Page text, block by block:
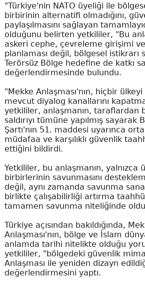
"Türkiye'nin NATO üyeliği ile
birbirinin alternatifi olmadığını,
paylaşılmasını sağlayan
olduğunu belirten yetkililer, "Bu
askeri cephe, çevreleme girişimi
planlaması değil, bölgesel istikrarı
Terörsüz Bölge hedefine de katkı
değerlendirmesinde bulundu.
"Mekke Anlaşması'nın, hiçbir
mevcut diyalog kanallarını
yetkililer, anlaşmanın, taraflardan
saldırıyı tümüne yapılmış sayarak
Şartı'nın 51. maddesi uyarınca
müdafaa ve karşılıklı güvenlik
ettiğini bildirdi.
Yetkililer, bu anlaşmanın, yalnızca
birbirlerinin savunmasını
değil, aynı zamanda savunma
birlikte çalışabilirliği artırma
tamamen savunma niteliğinde
Türkiye açısından bakıldığında,
Anlaşması'nın, bölge ve İslam
anlamda tarihi nitelikte olduğu
yetkililer, "bölgedeki güvenlik
Anlaşması ile yeniden dizayn
değerlendirmesini yaptı.